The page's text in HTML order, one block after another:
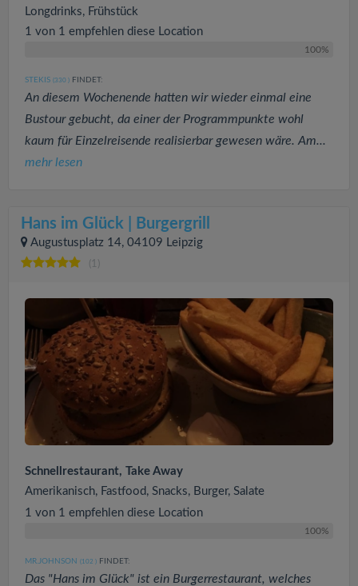
Longdrinks, Frühstück
1 von 1 empfehlen diese Location
100%
STEKIS (330 ) FINDET:
An diesem Wochenende hatten wir wieder einmal eine
Bustour gebucht, da einer der Programmpunkte wohl
kaum für Einzelreisende realisierbar gewesen wäre. Am...
mehr lesen
Hans im Glück | Burgergrill
Augustusplatz 14, 04109 Leipzig
(1)
Schnellrestaurant, Take Away
Amerikanisch, Fastfood, Snacks, Burger, Salate
1 von 1 empfehlen diese Location
100%
MR.JOHNSON (102 ) FINDET:
Das "Hans im Glück" ist ein Burgerrestaurant, welches